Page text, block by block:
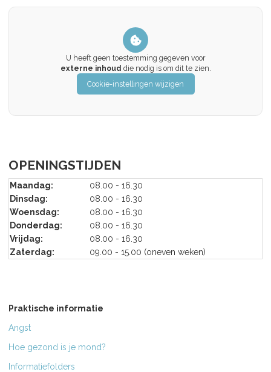
U heeft geen toestemming gegeven voor
externe inhoud die nodig is om dit te zien.
Cookie-instellingen wijzigen
OPENINGSTIJDEN
Maandag:
08.00 - 16.30
Dinsdag:
08.00 - 16.30
Woensdag:
08.00 - 16.30
Donderdag:
08.00 - 16.30
Vrijdag:
08.00 - 16.30
Zaterdag:
09.00 - 15.00 (oneven weken)
Praktische informatie
Angst
Hoe gezond is je mond?
Informatiefolders